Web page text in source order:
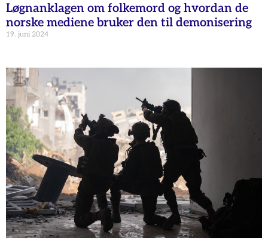
Løgnanklagen om folkemord og hvordan de
norske mediene bruker den til demonisering
19. juni 2024